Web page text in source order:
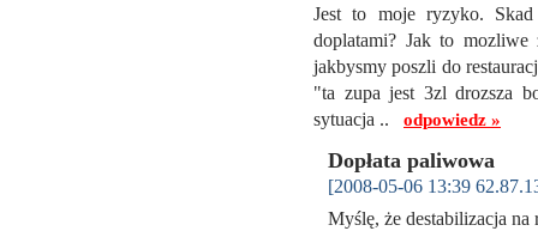
Jest to moje ryzyko.
doplatami? Jak to
jakbysmy poszli do
"ta zupa jest 3zl drozsza
sytuacja .. odpowiedz »
Dopłata paliwowa
[2008-05-06 13:39
Myślę, że destabilizacja